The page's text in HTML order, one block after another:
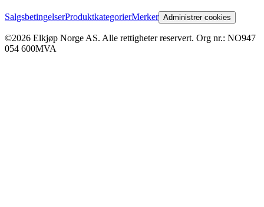
SalgsbetingelserProduktkategorierMerker Administrer cookies
©2026 Elkjøp Norge AS. Alle rettigheter reservert. Org nr.: NO947
054 600MVA